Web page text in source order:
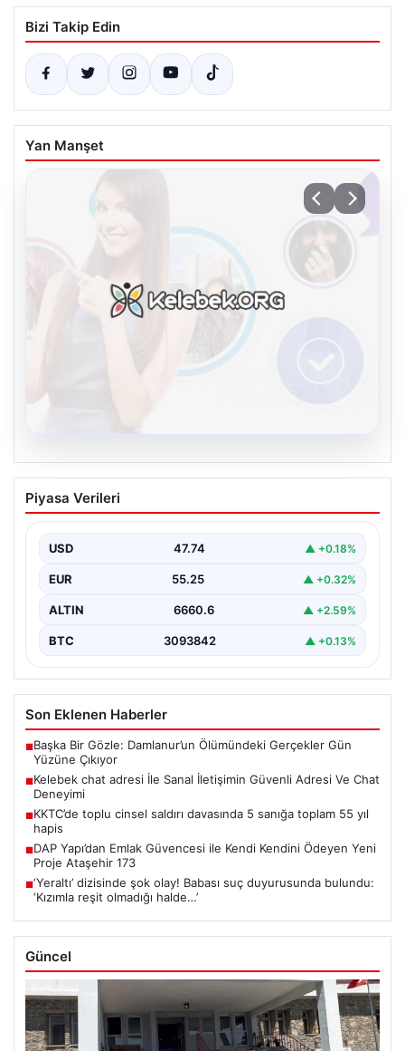
Bizi Takip Edin
Yan Manşet
08.08.2026
Kelebek chat adresi İle Sanal İletişimin
Güvenli Adresi Ve Chat Deneyimi
kurması ciddi bir değer barındırmaktadır. Günümüzde
birçok…
Piyasa Verileri
USD 47.74 ▲ +0.18%
EUR 55.25 ▲ +0.32%
ALTIN 6660.6 ▲ +2.59%
BTC 3093842 ▲ +0.13%
Son Eklenen Haberler
■Başka Bir Gözle: Damlanur’un Ölümündeki Gerçekler Gün
Yüzüne Çıkıyor
■Kelebek chat adresi İle Sanal İletişimin Güvenli Adresi Ve Chat
Deneyimi
■KKTC’de toplu cinsel saldırı davasında 5 sanığa toplam 55 yıl
hapis
■DAP Yapı’dan Emlak Güvencesi ile Kendi Kendini Ödeyen Yeni
Proje Ataşehir 173
■‘Yeraltı’ dizisinde şok olay! Babası suç duyurusunda bulundu:
‘Kızımla reşit olmadığı halde…’
Güncel